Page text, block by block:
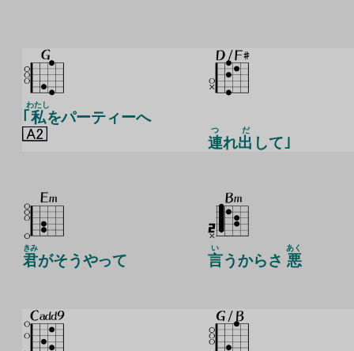
｢ 私
わたし
をパーティーへ
連
つ
れ出
だ
して｣
君
きみ
がそうやって 言
い
うからさ 悪
あく